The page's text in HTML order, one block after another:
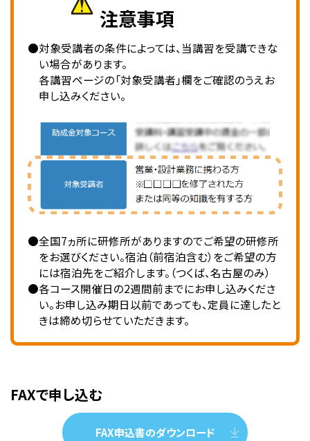
注意事項
●対象受講者の条件によっては、当講習を受講できな
い場合があります。
各講習ページの「対象受講者」欄をご確認のうえお
申し込みください。
●全国7ヵ所に研修所がありますのでご希望の研修所
をお選びください。宿泊（前宿泊含む）をご希望の方
には宿泊先をご紹介します。（つくば、名古屋のみ）
●各コース開催日の2週間前までにお申し込みくださ
い。お申し込み期日以前であっても、定員に達したと
きは締め切らせていただきます。
FAXで申し込む
FAX申込書のダウンロード